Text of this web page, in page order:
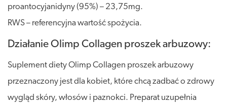
proantocyjanidyny (95%) – 23,75mg.
RWS – referencyjna wartość spożycia.
Działanie Olimp Collagen proszek arbuzowy:
Suplement diety Olimp Collagen proszek arbuzowy
przeznaczony jest dla kobiet, które chcą zadbać o zdrowy
wygląd skóry, włosów i paznokci. Preparat uzupełnia